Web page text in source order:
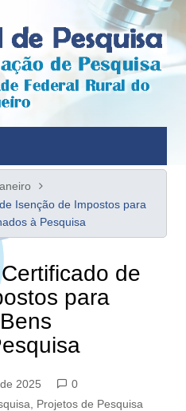
Isenção de Impostos para
à Pesquisa
de
para
2025
0
Projetos de Pesquisa